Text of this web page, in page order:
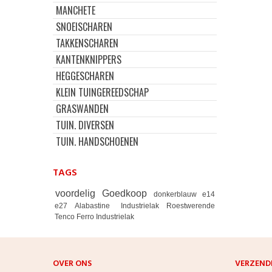
MANCHETE
SNOEISCHAREN
TAKKENSCHAREN
KANTENKNIPPERS
HEGGESCHAREN
KLEIN TUINGEREEDSCHAP
GRASWANDEN
TUIN. DIVERSEN
TUIN. HANDSCHOENEN
TAGS
voordelig Goedkoop donkerblauw
e14
e27
Alabastine Industrielak
Roestwerende
Tenco Ferro Industrielak
OVER ONS